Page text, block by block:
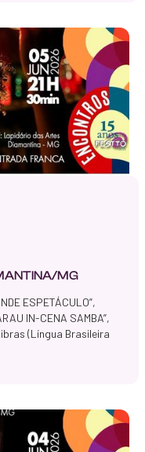
MG
ESPETÁCULO”,
IN-CENA SAMBA”,
(Língua Brasileira